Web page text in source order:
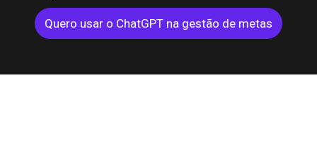
Quero usar o ChatGPT na gestão de metas